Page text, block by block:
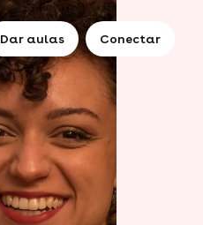
Dar aulas Conectar